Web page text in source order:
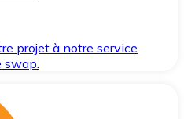
projet à notre service
swap.